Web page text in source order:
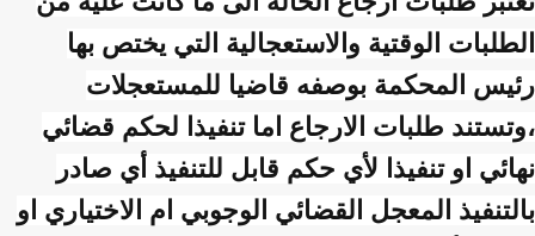
الطلبات الوقتية والاستعجالية التي يختص بها
رئيس المحكمة بوصفه قاضيا للمستعجلات
،وتستند طلبات الارجاع اما تنفيذا لحكم قضائي
نهائي او تنفيذا لأي حكم قابل للتنفيذ أي صادر
بالتنفيذ المعجل القضائي الوجوبي ام الاختياري او